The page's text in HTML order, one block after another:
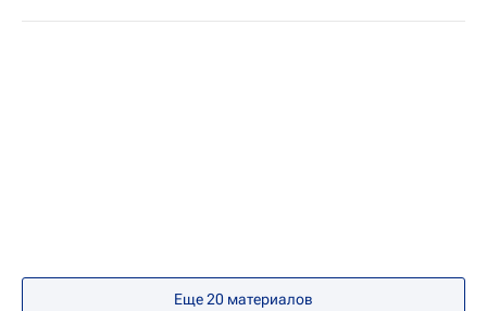
Еще 20 материалов